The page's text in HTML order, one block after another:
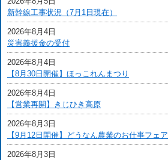
新幹線工事状況（7月1日現在）
2026年8月4日
災害義援金の受付
2026年8月4日
【8月30日開催】ほっこれんまつり
2026年8月4日
【営業再開】きじひき高原
2026年8月3日
【9月12日開催】どうなん農業のお仕事フェア
2026年8月3日